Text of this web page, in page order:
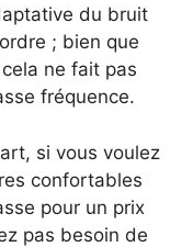
du bruit
; bien que
ne fait pas
fréquence.
si vous voulez
confortables
pour un prix
pas besoin de